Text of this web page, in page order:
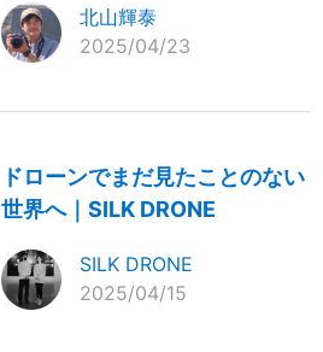
北山輝泰
2025/04/23
ドローンでまだ見たことのない
世界へ｜SILK DRONE
SILK DRONE
2025/04/15